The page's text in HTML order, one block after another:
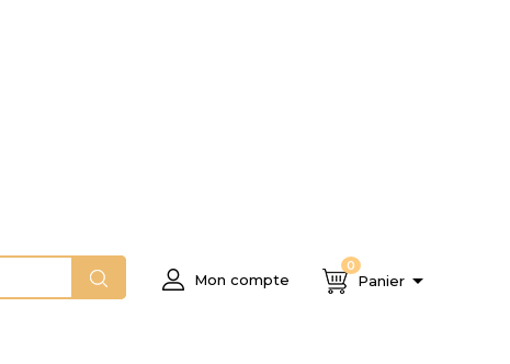
0
Panier 
Mon compte